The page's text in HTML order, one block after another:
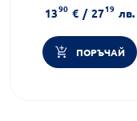
близалки
1390 € / 2719 лв.
ПОРЪЧАЙ